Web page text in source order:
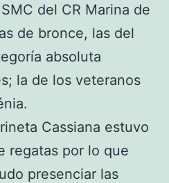
del CR Marina de
de bronce, las del
absoluta
la de los veteranos
Cassiana estuvo
regatas por lo que
presenciar las